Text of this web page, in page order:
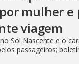
mulher e
viagem
Sol Nascente e o
passageiros;